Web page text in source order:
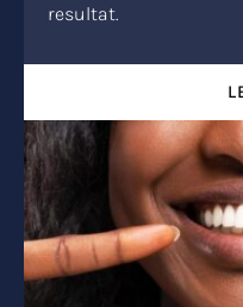
resultat.